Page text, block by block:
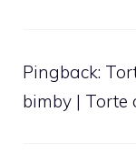
Pingback:
bimby | Torte